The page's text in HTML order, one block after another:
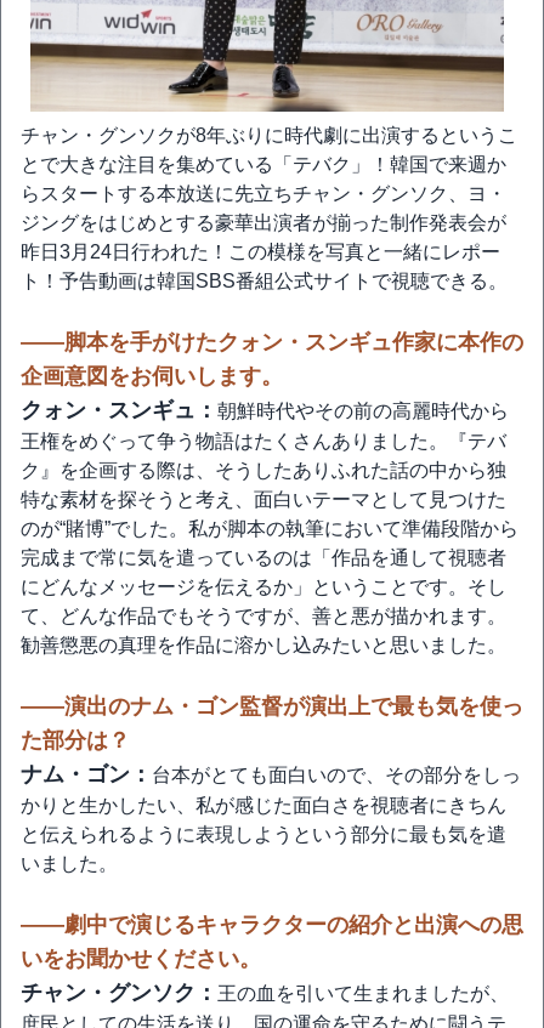
チャン・グンソクが8年ぶりに時代劇に出演するというこ
とで大きな注目を集めている「テバク」！韓国で来週か
らスタートする本放送に先立ちチャン・グンソク、ヨ・
ジングをはじめとする豪華出演者が揃った制作発表会が
昨日3月24日行われた！この模様を写真と一緒にレポー
ト！予告動画は韓国SBS番組公式サイトで視聴できる。
――脚本を手がけたクォン・スンギュ作家に本作の
企画意図をお伺いします。
クォン・スンギュ： 朝鮮時代やその前の高麗時代から
王権をめぐって争う物語はたくさんありました。『テバ
ク』を企画する際は、そうしたありふれた話の中から独
特な素材を探そうと考え、面白いテーマとして見つけた
のが“賭博”でした。私が脚本の執筆において準備段階から
完成まで常に気を遣っているのは「作品を通して視聴者
にどんなメッセージを伝えるか」ということです。そし
て、どんな作品でもそうですが、善と悪が描かれます。
勧善懲悪の真理を作品に溶かし込みたいと思いました。
――演出のナム・ゴン監督が演出上で最も気を使っ
た部分は？
ナム・ゴン： 台本がとても面白いので、その部分をしっ
かりと生かしたい、私が感じた面白さを視聴者にきちん
と伝えられるように表現しようという部分に最も気を遣
いました。
――劇中で演じるキャラクターの紹介と出演への思
いをお聞かせください。
チャン・グンソク： 王の血を引いて生まれましたが、